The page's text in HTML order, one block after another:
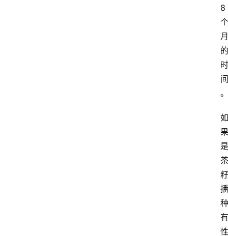
8
个
月
的
时
间
。
如
果
是
茶
籽
播
种
有
性